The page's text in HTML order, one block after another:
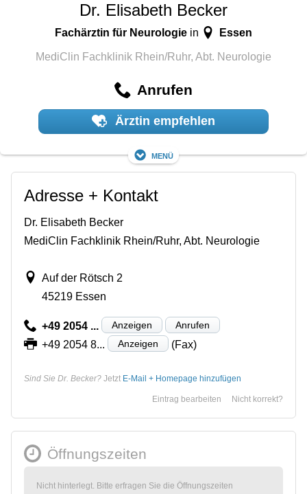
Dr. Elisabeth Becker
Fachärztin für Neurologie in Essen
MediClin Fachklinik Rhein/Ruhr, Abt. Neurologie
Anrufen
Ärztin empfehlen
Menü
Adresse + Kontakt
Dr. Elisabeth Becker
MediClin Fachklinik Rhein/Ruhr, Abt. Neurologie
Auf der Rötsch 2
45219 Essen
+49 2054 ... Anzeigen Anrufen
+49 2054 8... Anzeigen (Fax)
Sind Sie Dr. Becker? Jetzt E-Mail + Homepage hinzufügen
Nicht korrekt?
Eintrag bearbeiten
Öffnungszeiten
Nicht hinterlegt. Bitte erfragen Sie die Öffnungszeiten